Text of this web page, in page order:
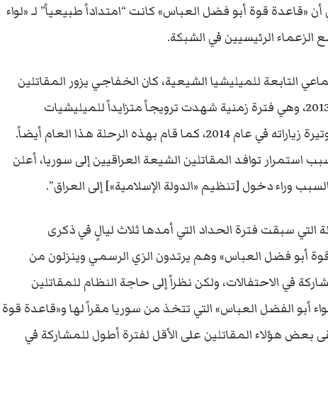
2014، ادّعى الخفاجي أن «قاعدة قوة أبو فضل العباس» كانت “امتداداً طبيعياً” لـ «لواء
الرئيسيين في الشبكة.
التابعة للميليشيا الشيعية، كان الخفاجي يزور المقاتلين
الشيعة الأجانب في سوريا منذ منتصف عام 2013، وهي فترة زمنية شهدت ترويجاً متزايداً للميليشيات
الشيعية العراقية في تلك البلاد. وقد ارتفعت وتيرة زياراته في عام 2014، كما قام بهذه الرحلة هذا العام أيضاً.
توافد المقاتلين الشيعة العراقيين إلى سوريا، أعلن
وراء دخول [تنظيم «الدولة الإسلامية»] إلى العراق”.
سبقت فترة الحداد التي أمدها ثلاث ليالٍ في ذكرى
أبو فضل العباس» وهم يرتدون الزي الرسمي وينزلون من
في الاحتفالات، ولكن نظراً إلى حاجة النظام للمقاتلين
أبو الفضل العباس» التي تتخذ من سوريا مقراً لها و«قاعدة قوة
هؤلاء المقاتلين على الأقل لفترة أطول للمشاركة في